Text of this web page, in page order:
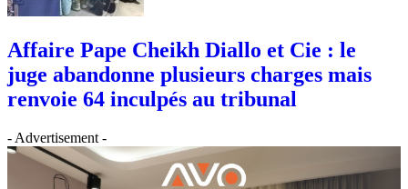
Affaire Pape Cheikh Diallo et Cie : le
juge abandonne plusieurs charges mais
renvoie 64 inculpés au tribunal
- Advertisement -